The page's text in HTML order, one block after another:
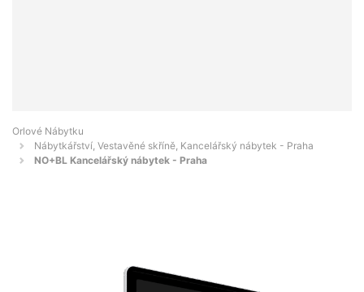
Orlové Nábytku
Nábytkářství, Vestavěné skříně, Kancelářský nábytek - Praha
NO+BL Kancelářský nábytek - Praha